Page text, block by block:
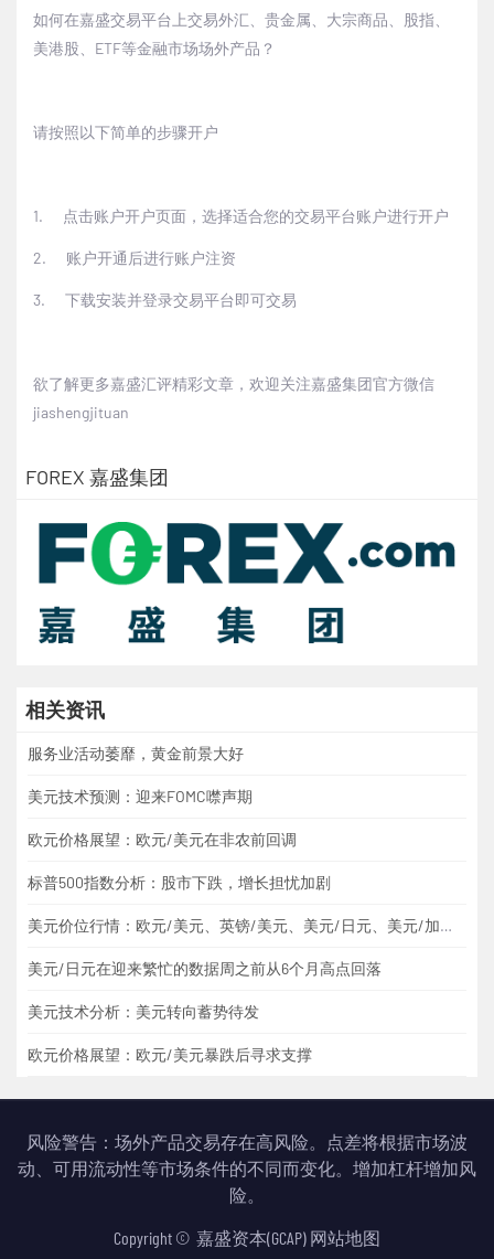
如何在嘉盛交易平台上交易外汇、贵金属、大宗商品、股指、
美港股、 ETF等金融市场场外产品？
请按照以下简单的步骤开户
1. 点击账户开户页面 ，选择适合您的交易平台账户进行开户
2. 账户开通后进行账户注资
3. 下载安装并登录交易平台即可交易
欲了解更多嘉盛汇评精彩文章，欢迎关注嘉盛集团官方微信
jiashengjituan
FOREX 嘉盛集团
相关资讯
服务业活动萎靡，黄金前景大好
美元技术预测：迎来FOMC噤声期
欧元价格展望：欧元/美元在非农前回调
标普500指数分析：股市下跌，增长担忧加剧
美元价位行情：欧元/美元、英镑/美元、美元/日元、美元/加元、黄金
美元/日元在迎来繁忙的数据周之前从6个月高点回落
美元技术分析：美元转向蓄势待发
欧元价格展望：欧元/美元暴跌后寻求支撑
风险警告：场外产品交易存在高风险。点差将根据市场波
动、可用流动性等市场条件的不同而变化。增加杠杆增加风
险。
Copyright © 嘉盛资本(GCAP) 网站地图